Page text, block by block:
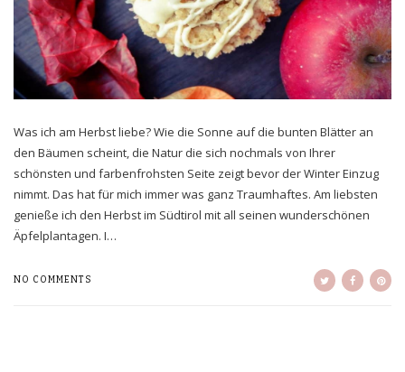
Was ich am Herbst liebe? Wie die Sonne auf die bunten Blätter an
den Bäumen scheint, die Natur die sich nochmals von Ihrer
schönsten und farbenfrohsten Seite zeigt bevor der Winter Einzug
nimmt. Das hat für mich immer was ganz Traumhaftes. Am liebsten
genieße ich den Herbst im Südtirol mit all seinen wunderschönen
Äpfelplantagen. I…
NO COMMENTS